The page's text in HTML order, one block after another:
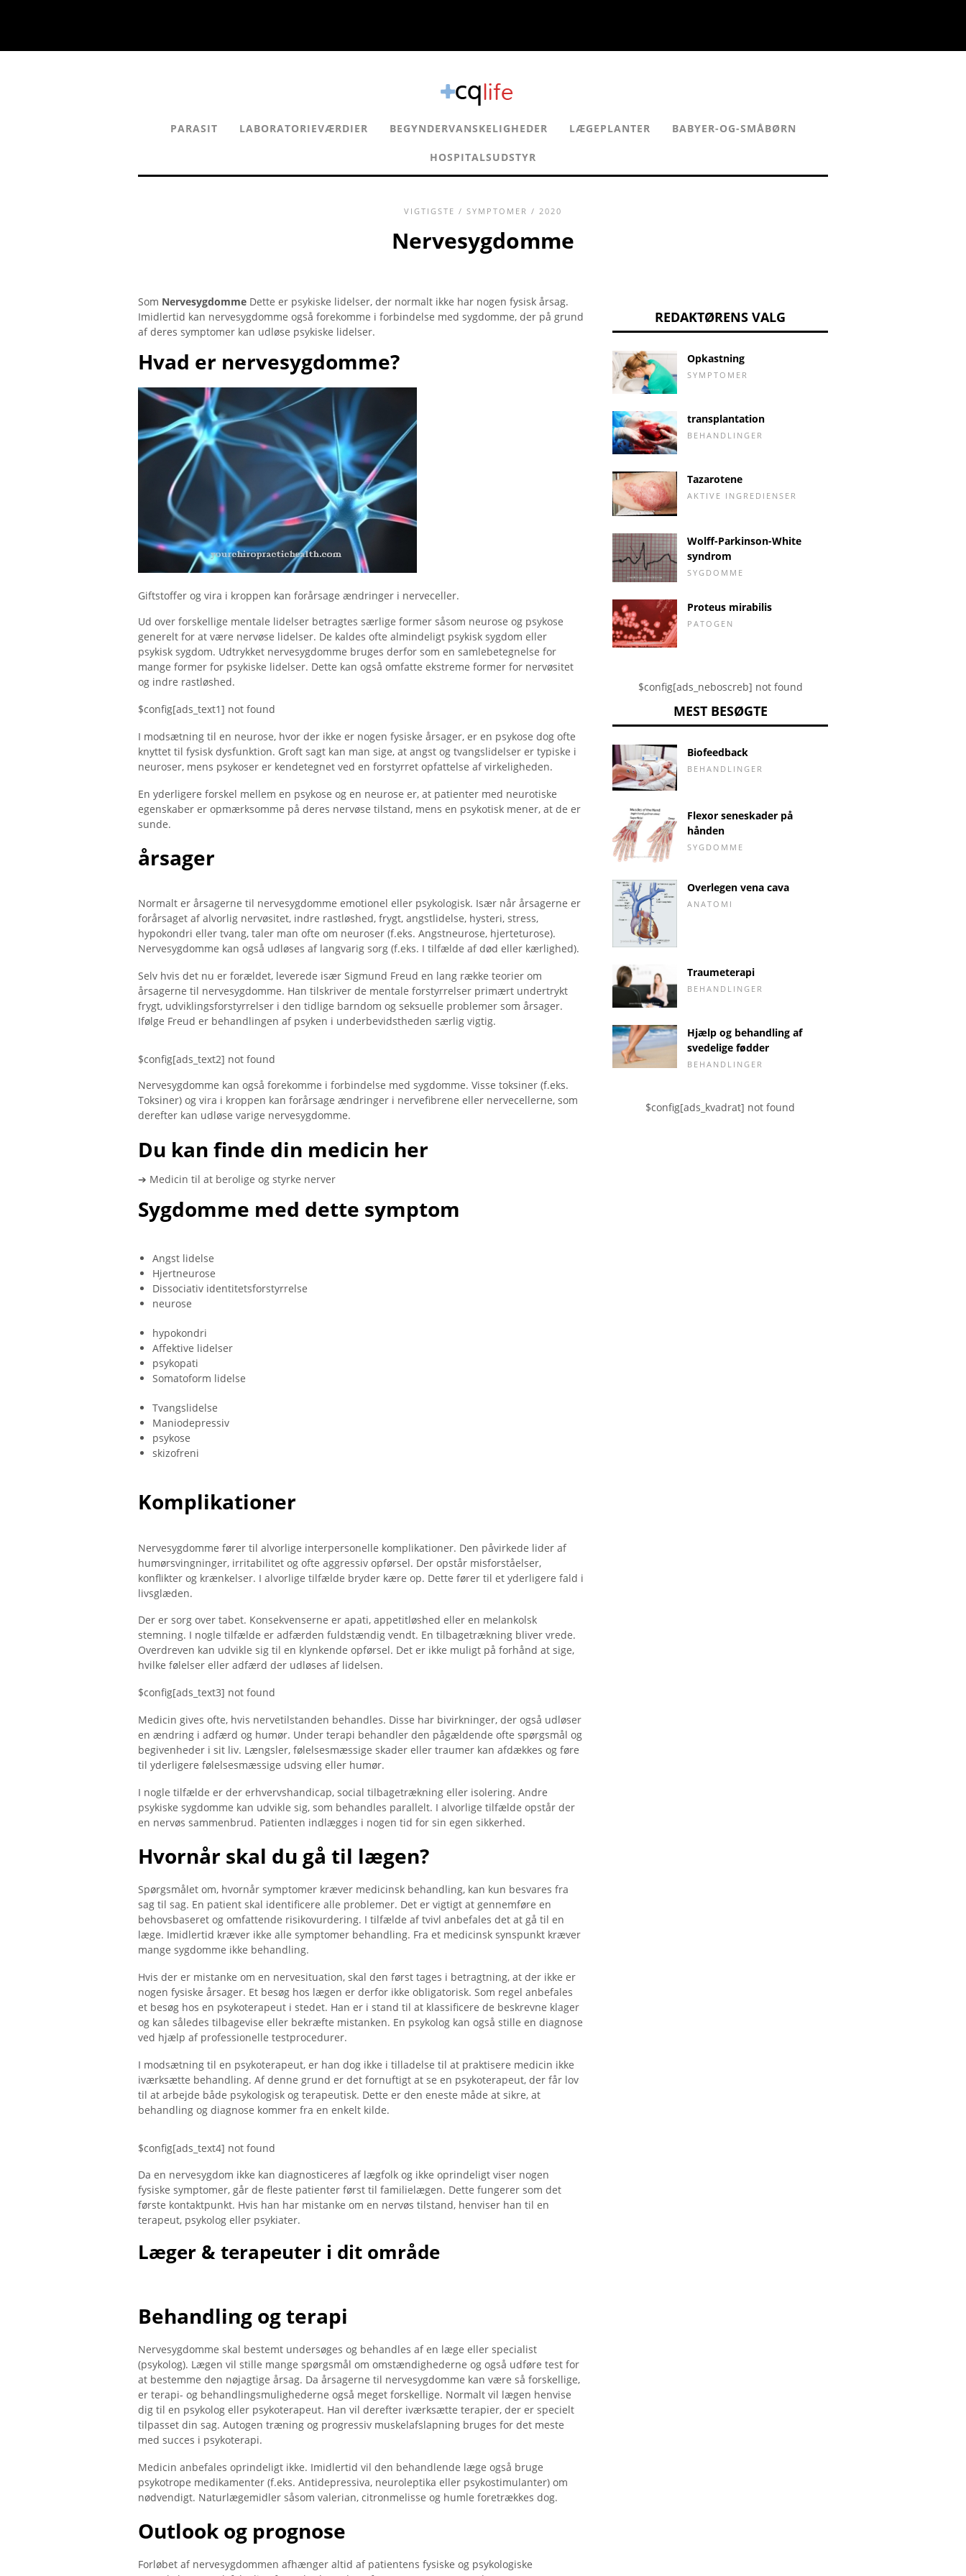
PARASIT LABORATORIEVÆRDIER BEGYNDERVANSKELIGHEDER LÆGEPLANTER BABYER-OG-SMÅBØRN
HOSPITALSUDSTYR
VIGTIGSTE / SYMPTOMER / 2020
Nervesygdomme
Som Nervesygdomme Dette er psykiske lidelser, der normalt ikke har nogen fysisk årsag.
Imidlertid kan nervesygdomme også forekomme i forbindelse med sygdomme, der på grund
af deres symptomer kan udløse psykiske lidelser.
Hvad er nervesygdomme?
Giftstoffer og vira i kroppen kan forårsage ændringer i nerveceller.
Ud over forskellige mentale lidelser betragtes særlige former såsom neurose og psykose
generelt for at være nervøse lidelser. De kaldes ofte almindeligt psykisk sygdom eller
psykisk sygdom. Udtrykket nervesygdomme bruges derfor som en samlebetegnelse for
mange former for psykiske lidelser. Dette kan også omfatte ekstreme former for nervøsitet
og indre rastløshed.
$config[ads_text1] not found
I modsætning til en neurose, hvor der ikke er nogen fysiske årsager, er en psykose dog ofte
knyttet til fysisk dysfunktion. Groft sagt kan man sige, at angst og tvangslidelser er typiske i
neuroser, mens psykoser er kendetegnet ved en forstyrret opfattelse af virkeligheden.
En yderligere forskel mellem en psykose og en neurose er, at patienter med neurotiske
egenskaber er opmærksomme på deres nervøse tilstand, mens en psykotisk mener, at de er
sunde.
årsager
Normalt er årsagerne til nervesygdomme emotionel eller psykologisk. Især når årsagerne er
forårsaget af alvorlig nervøsitet, indre rastløshed, frygt, angstlidelse, hysteri, stress,
hypokondri eller tvang, taler man ofte om neuroser (f.eks. Angstneurose, hjerteturose).
Nervesygdomme kan også udløses af langvarig sorg (f.eks. I tilfælde af død eller kærlighed).
Selv hvis det nu er forældet, leverede især Sigmund Freud en lang række teorier om
årsagerne til nervesygdomme. Han tilskriver de mentale forstyrrelser primært undertrykt
frygt, udviklingsforstyrrelser i den tidlige barndom og seksuelle problemer som årsager.
Ifølge Freud er behandlingen af ​​psyken i underbevidstheden særlig vigtig.
$config[ads_text2] not found
Nervesygdomme kan også forekomme i forbindelse med sygdomme. Visse toksiner (f.eks.
Toksiner) og vira i kroppen kan forårsage ændringer i nervefibrene eller nervecellerne, som
derefter kan udløse varige nervesygdomme.
Du kan finde din medicin her
➔ Medicin til at berolige og styrke nerver
Sygdomme med dette symptom
Angst lidelse
Hjertneurose
Dissociativ identitetsforstyrrelse
neurose
hypokondri
Affektive lidelser
psykopati
Somatoform lidelse
Tvangslidelse
Maniodepressiv
psykose
skizofreni
Komplikationer
Nervesygdomme fører til alvorlige interpersonelle komplikationer. Den påvirkede lider af
humørsvingninger, irritabilitet og ofte aggressiv opførsel. Der opstår misforståelser,
konflikter og krænkelser. I alvorlige tilfælde bryder kære op. Dette fører til et yderligere fald i
livsglæden.
Der er sorg over tabet. Konsekvenserne er apati, appetitløshed eller en melankolsk
stemning. I nogle tilfælde er adfærden fuldstændig vendt. En tilbagetrækning bliver vrede.
Overdreven kan udvikle sig til en klynkende opførsel. Det er ikke muligt på forhånd at sige,
hvilke følelser eller adfærd der udløses af lidelsen.
$config[ads_text3] not found
Medicin gives ofte, hvis nervetilstanden behandles. Disse har bivirkninger, der også udløser
en ændring i adfærd og humør. Under terapi behandler den pågældende ofte spørgsmål og
begivenheder i sit liv. Længsler, følelsesmæssige skader eller traumer kan afdækkes og føre
til yderligere følelsesmæssige udsving eller humør.
I nogle tilfælde er der erhvervshandicap, social tilbagetrækning eller isolering. Andre
psykiske sygdomme kan udvikle sig, som behandles parallelt. I alvorlige tilfælde opstår der
en nervøs sammenbrud. Patienten indlægges i nogen tid for sin egen sikkerhed.
Hvornår skal du gå til lægen?
Spørgsmålet om, hvornår symptomer kræver medicinsk behandling, kan kun besvares fra
sag til sag. En patient skal identificere alle problemer. Det er vigtigt at gennemføre en
behovsbaseret og omfattende risikovurdering. I tilfælde af tvivl anbefales det at gå til en
læge. Imidlertid kræver ikke alle symptomer behandling. Fra et medicinsk synspunkt kræver
mange sygdomme ikke behandling.
Hvis der er mistanke om en nervesituation, skal den først tages i betragtning, at der ikke er
nogen fysiske årsager. Et besøg hos lægen er derfor ikke obligatorisk. Som regel anbefales
et besøg hos en psykoterapeut i stedet. Han er i stand til at klassificere de beskrevne klager
og kan således tilbagevise eller bekræfte mistanken. En psykolog kan også stille en diagnose
ved hjælp af professionelle testprocedurer.
I modsætning til en psykoterapeut, er han dog ikke i tilladelse til at praktisere medicin ikke
iværksætte behandling. Af denne grund er det fornuftigt at se en psykoterapeut, der får lov
til at arbejde både psykologisk og terapeutisk. Dette er den eneste måde at sikre, at
behandling og diagnose kommer fra en enkelt kilde.
$config[ads_text4] not found
Da en nervesygdom ikke kan diagnosticeres af lægfolk og ikke oprindeligt viser nogen
fysiske symptomer, går de fleste patienter først til familielægen. Dette fungerer som det
første kontaktpunkt. Hvis han har mistanke om en nervøs tilstand, henviser han til en
terapeut, psykolog eller psykiater.
Læger & terapeuter i dit område
Behandling og terapi
Nervesygdomme skal bestemt undersøges og behandles af en læge eller specialist
(psykolog). Lægen vil stille mange spørgsmål om omstændighederne og også udføre test for
at bestemme den nøjagtige årsag. Da årsagerne til nervesygdomme kan være så forskellige,
er terapi- og behandlingsmulighederne også meget forskellige. Normalt vil lægen henvise
dig til en psykolog eller psykoterapeut. Han vil derefter iværksætte terapier, der er specielt
tilpasset din sag. Autogen træning og progressiv muskelafslapning bruges for det meste
med succes i psykoterapi.
Medicin anbefales oprindeligt ikke. Imidlertid vil den behandlende læge også bruge
psykotrope medikamenter (f.eks. Antidepressiva, neuroleptika eller psykostimulanter) om
nødvendigt. Naturlægemidler såsom valerian, citronmelisse og humle foretrækkes dog.
Outlook og prognose
Forløbet af nervesygdommen afhænger altid af patientens fysiske og psykologiske
REDAKTØRENS VALG
Opkastning
SYMPTOMER
transplantation
BEHANDLINGER
Tazarotene
AKTIVE INGREDIENSER
Wolff-Parkinson-White
syndrom
SYGDOMME
Proteus mirabilis
PATOGEN
$config[ads_neboscreb] not found
MEST BESØGTE
Biofeedback
BEHANDLINGER
Flexor seneskader på
hånden
SYGDOMME
Overlegen vena cava
ANATOMI
Traumeterapi
BEHANDLINGER
Hjælp og behandling af
svedelige fødder
BEHANDLINGER
$config[ads_kvadrat] not found